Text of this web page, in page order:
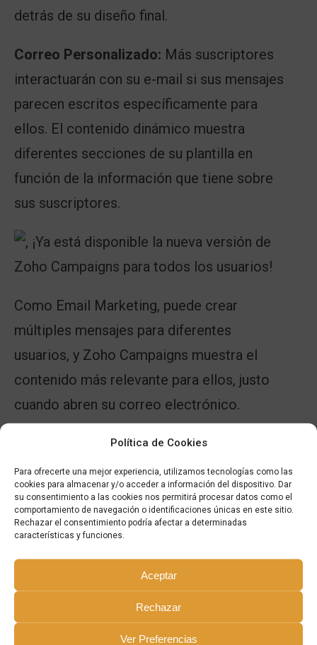
Política de Cookies
Para ofrecerte una mejor experiencia, utilizamos tecnologías como las
cookies para almacenar y/o acceder a información del dispositivo. Dar
su consentimiento a las cookies nos permitirá procesar datos como el
comportamiento de navegación o identificaciones únicas en este sitio.
Rechazar el consentimiento podría afectar a determinadas
características y funciones.
Aceptar
Rechazar
Ver Preferencias
detrás de su diseño final.
Correo Personalizado: Más suscriptores
interactuarán con su e-mail si sus mensajes
parecen escritos específicamente para
ellos. El contenido dinámico muestra
diferentes secciones de su plantilla en
función de la información que tiene sobre
sus suscriptores.
Como Email Marketing, puede crear
múltiples mensajes para diferentes
usuarios, y Zoho Campaigns muestra el
contenido más relevante para ellos, justo
cuando abren su correo electrónico.
La Automatización funciona por ti.
La automatización efectiva es un gran
ahorro de tiempo para los especialistas en
marketing. Se han agregado una serie de
respuestas automáticas personalizables
que ponen campañas de e-mail en piloto
automático. La nueva versión tiene muchos
desencadenantes y flujos de trabajo que le